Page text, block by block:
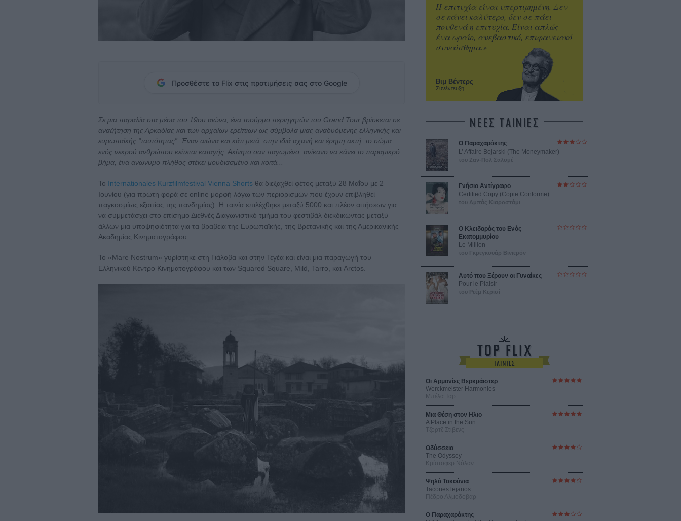
Προσθέστε το Flix στις προτιμήσεις σας στο Google
Σε μια παραλία στα μέσα του 19ου αιώνα, ένα τσούρμο περιηγητών του Grand Tour βρίσκεται σε
αναζήτηση της Αρκαδίας και των αρχαίων ερείπιων ως σύμβολα μιας αναδυόμενης ελληνικής και
ευρωπαϊκής “ταυτότητας”. Έναν αιώνα και κάτι μετά, στην ιδιά αχανή και έρημη ακτή, το σώμα
ενός νεκρού ανθρώπου κείτεται καταγής. Ακίνητο σαν παγωμένο, ανίκανο να κάνει το παραμικρό
βήμα, ένα ανώνυμο πλήθος στέκει μουδιασμένο και κοιτά...
Το Internationales Kurzfilmfestival Vienna Shorts θα διεξαχθεί φέτος μεταξύ 28 Μαΐου με 2
Ιουνίου (για πρώτη φορά σε online μορφή λόγω των περιορισμών που έχουν επιβληθεί
παγκοσμίως εξαιτίας της πανδημίας). Η ταινία επιλέχθηκε μεταξύ 5000 και πλέον αιτήσεων για
να συμμετάσχει στο επίσημο Διεθνές Διαγωνιστικό τμήμα του φεστιβάλ διεκδικώντας μεταξύ
άλλων μια υποψηφιότητα για τα βραβεία της Ευρωπαϊκής, της Βρετανικής και της Αμερικανικής
Ακαδημίας Κινηματογράφου.
Το «Mare Nostrum» γυρίστηκε στη Γιάλοβα και στην Τεγέα και είναι μια παραγωγή του
Eλληνικού Κέντρο Κινηματογράφου και των Squared Square, Mild, Tarro, και Arctos.
Βιμ Βέντερς
Συνέντευξη
Η επιτυχία είναι υπερτιμημένη. Δεν
σε κάνει καλύτερο, δεν σε πάει
πουθενά η επιτυχία. Είναι απλώς
ένα ωραίο, ανεβαστικό, επιφανειακό
συναίσθημα.»
ΝΕΕΣ ΤΑΙΝΙΕΣ
Ο Παραχαράκτης
L’ Affaire Bojarski (The Moneymaker)
του Ζαν-Πολ Σαλομέ
Γνήσιο Αντίγραφο
Certified Copy (Copie Conforme)
του Αμπάς Κιαροστάμι
Ο Κλειδαράς του Ενός
Εκατομμυρίου
Le Million
του Γκρεγκουάρ Βινιερόν
Αυτό που Ξέρουν οι Γυναίκες
Pour le Plaisir
του Ρεέμ Κερισί
Οι Αρμονίες Βερκμάιστερ
Werckmeister Harmonies
Μπέλα Ταρ
Μια Θέση στον Ηλιο
A Place in the Sun
Τζορτζ Στίβενς
Οδύσσεια
The Odyssey
Κρίστοφερ Νόλαν
Ψηλά Τακούνια
Tacones lejanos
Πέδρο Αλμοδόβαρ
Ο Παραχαράκτης